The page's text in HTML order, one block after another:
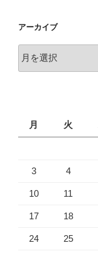
アーカイブ
ー
月
火
3 4
10 11
17 18
24 25